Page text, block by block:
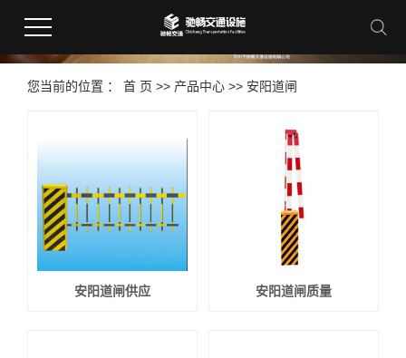
您当前的位置 ： 首 页 >> 产品中心 >> 安阳道闸
安阳道闸供应 安阳道闸质量